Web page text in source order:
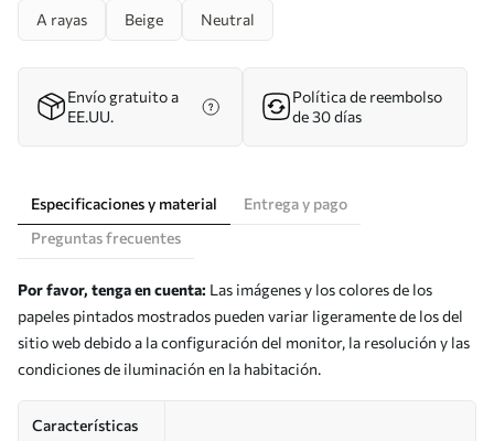
A rayas Beige Neutral
Envío gratuito a
EE.UU.
Política de reembolso
de 30 días
Especificaciones y material
Entrega y pago
Preguntas frecuentes
Por favor, tenga en cuenta: Las imágenes y los colores de los
papeles pintados mostrados pueden variar ligeramente de los del
sitio web debido a la configuración del monitor, la resolución y las
condiciones de iluminación en la habitación.
Características